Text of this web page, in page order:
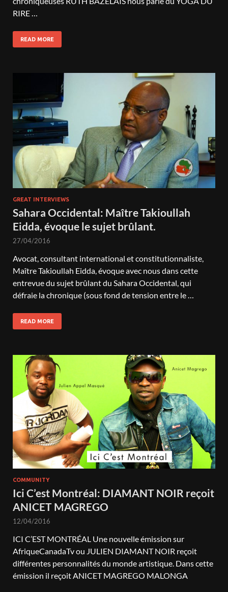
RIRE …
READ MORE
GREAT INTERVIEWS
Sahara Occidental: Maître Takioullah
Eidda, évoque le sujet brûlant.
27/04/2016
Avocat, consultant international et constitutionnaliste,
Maître Takioullah Eidda, évoque avec nous dans cette
entrevue du sujet brûlant du Sahara Occidental, qui
défraie la chronique (sous fond de tension entre le …
READ MORE
COMMUNITY
Ici C’est Montréal: DIAMANT NOIR reçoit
ANICET MAGREGO
12/04/2016
ICI C’EST MONTRÉAL Une nouvelle émission sur
AfriqueCanadaTv ou JULIEN DIAMANT NOIR reçoit
différentes personnalités du monde artistique. Dans cette
émission il reçoit ANICET MAGREGO MALONGA